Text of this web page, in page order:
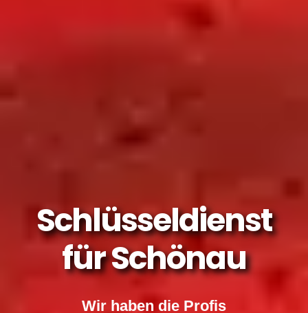
Schlüsseldienst
für Schönau
Wir haben die Profis